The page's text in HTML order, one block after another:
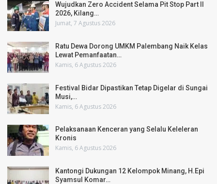
Wujudkan Zero Accident Selama Pit Stop Part II
2026, Kilang…
Jumat, 7 Agustus 2026
Ratu Dewa Dorong UMKM Palembang Naik Kelas
Lewat Pemanfaatan…
Kamis, 6 Agustus 2026
Festival Bidar Dipastikan Tetap Digelar di Sungai
Musi,…
Kamis, 6 Agustus 2026
Pelaksanaan Kenceran yang Selalu Keleleran
Kronis
Kamis, 6 Agustus 2026
Kantongi Dukungan 12 Kelompok Minang, H.Epi
Syamsul Komar…